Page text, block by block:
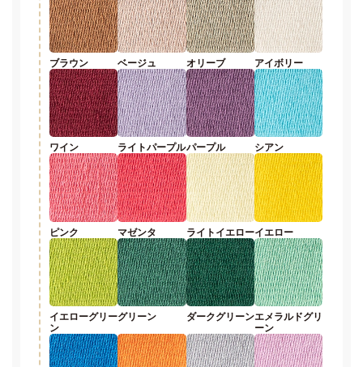
ブラウン ベージュ オリーブ アイボリー
ワイン ライトパープルパープル シアン
ピンク マゼンタ ライトイエローイエロー
イエローグリー
ン
グリーン ダークグリーンエメラルドグリ
ーン